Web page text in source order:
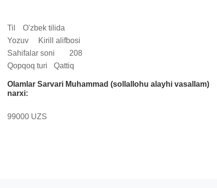
Til	O'zbek tilida
Yozuv	Kirill alifbosi
Sahifalar soni	208
Qopqoq turi	Qattiq
Olamlar Sarvari Muhammad (sollallohu alayhi vasallam)
narxi:
99000 UZS